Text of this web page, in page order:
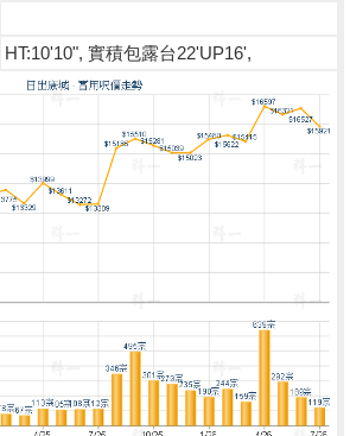
HT:10'10", 實積包露台22'UP16',